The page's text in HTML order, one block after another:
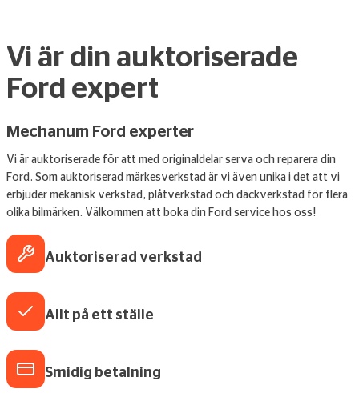
Vi är din auktoriserade
Ford expert
Mechanum Ford experter
Vi är auktoriserade för att med originaldelar serva och reparera din
Ford. Som auktoriserad märkesverkstad är vi även unika i det att vi
erbjuder mekanisk verkstad, plåtverkstad och däckverkstad för flera
olika bilmärken. Välkommen att boka din Ford service hos oss!
Auktoriserad verkstad
Allt på ett ställe
Smidig betalning